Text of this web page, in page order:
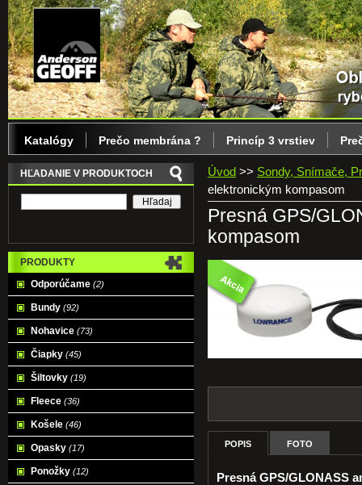
Úvod >> Sondy, Snímače,
elektronickým kompasom
Presná GPS/
kompasom
POPIS FOTO
Presná GPS/GLONASS
HĽADANIE V PRODUKTOCH
PRODUKTY
Odporúčame (2)
Bundy (92)
Nohavice (73)
Čiapky (45)
Šiltovky (19)
Fleece (36)
Košele (46)
Opasky (17)
Ponožky (12)
Katalógy Prečo membrána ? Princíp 3 vrstiev